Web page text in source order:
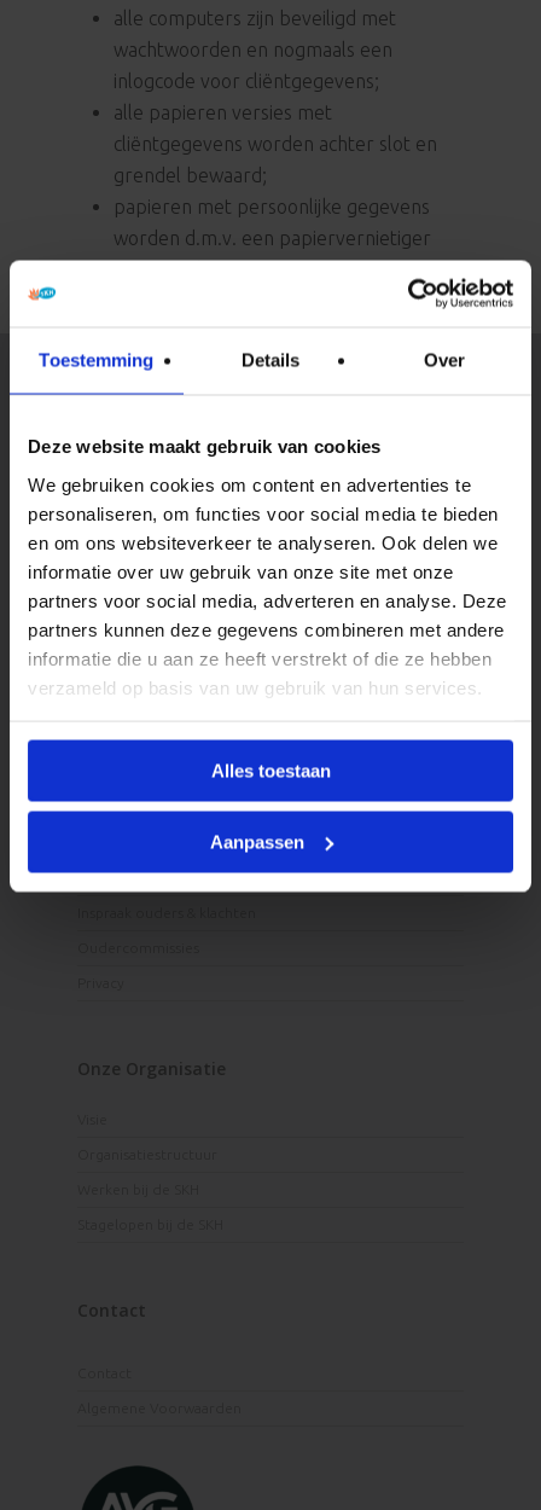
Toestemming Details Over
Deze website maakt gebruik van cookies
We gebruiken cookies om content en advertenties te
personaliseren, om functies voor social media te bieden
en om ons websiteverkeer te analyseren. Ook delen we
informatie over uw gebruik van onze site met onze
partners voor social media, adverteren en analyse. Deze
partners kunnen deze gegevens combineren met andere
informatie die u aan ze heeft verstrekt of die ze hebben
verzameld op basis van uw gebruik van hun services.
Alles toestaan
Aanpassen
alle computers zijn beveiligd met
wachtwoorden en nogmaals een
inlogcode voor cliëntgegevens;
alle papieren versies met
cliëntgegevens worden achter slot en
grendel bewaard;
papieren met persoonlijke gegevens
worden d.m.v. een papiervernietiger
Kwaliteit en veiligheid
Pedagogisch beleid
Eten en drinken
Onze Openingstijden
BSO Vakantieactiviteiten
Tarieven
Contact met ouders
Onze Organisatie
Contact